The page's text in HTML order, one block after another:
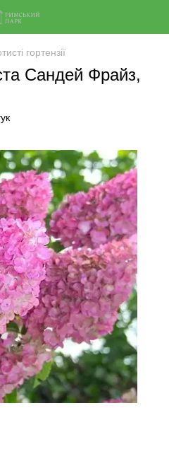
гортензії
Сандей Фрайз,